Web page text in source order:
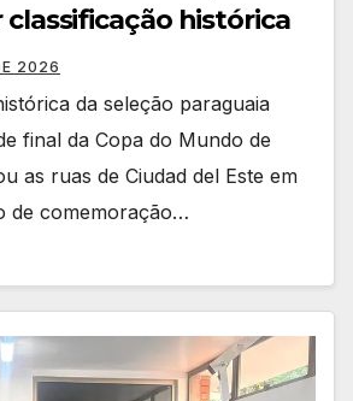
histórica
2026
da seleção paraguaia
final da Copa do Mundo de
as ruas de Ciudad del Este em
de comemoração…